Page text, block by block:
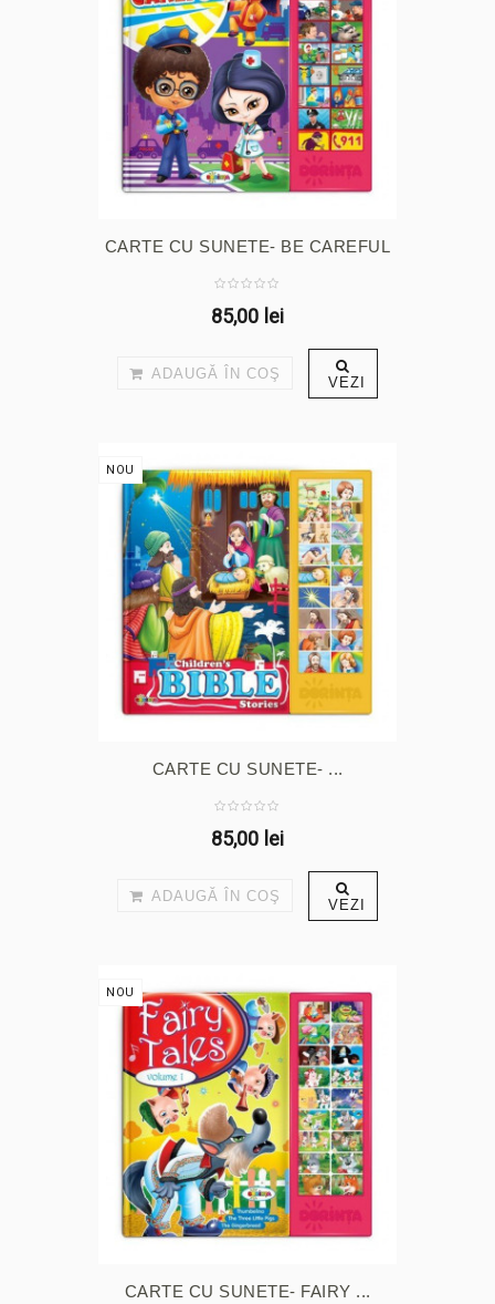
CARTE CU SUNETE- BE CAREFUL
85,00 lei
ADAUGĂ ÎN COŞ VEZI
NOU
CARTE CU SUNETE- ...
85,00 lei
ADAUGĂ ÎN COŞ VEZI
NOU
CARTE CU SUNETE- FAIRY ...